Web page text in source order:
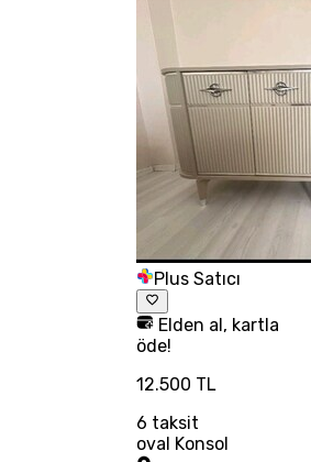
Plus Satıcı
Elden al, kartla
öde!
12.500 TL
6 taksit
oval Konsol